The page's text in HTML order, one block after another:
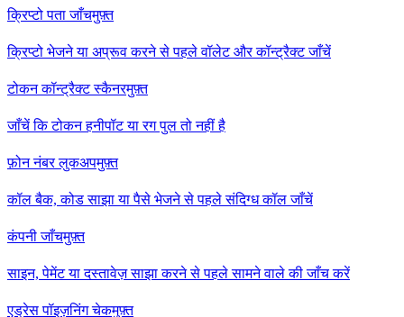
क्रिप्टो पता जाँचमुफ़्त
क्रिप्टो भेजने या अप्रूव करने से पहले वॉलेट और कॉन्ट्रैक्ट जाँचें
टोकन कॉन्ट्रैक्ट स्कैनरमुफ़्त
जाँचें कि टोकन हनीपॉट या रग पुल तो नहीं है
फ़ोन नंबर लुकअपमुफ़्त
कॉल बैक, कोड साझा या पैसे भेजने से पहले संदिग्ध कॉल जाँचें
कंपनी जाँचमुफ़्त
साइन, पेमेंट या दस्तावेज़ साझा करने से पहले सामने वाले की जाँच करें
एड्रेस पॉइज़निंग चेकमुफ़्त